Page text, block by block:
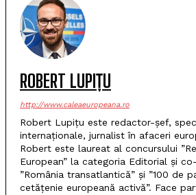
ROBERT LUPIȚU
http://www.caleaeuropeana.ro
Robert Lupițu este redactor-șef,
internaționale, jurnalist în afaceri
Robert este laureat al concursului
European” la categoria Editorial și
”România transatlantică” și ”100 de
cetățenie europeană activă”. Face